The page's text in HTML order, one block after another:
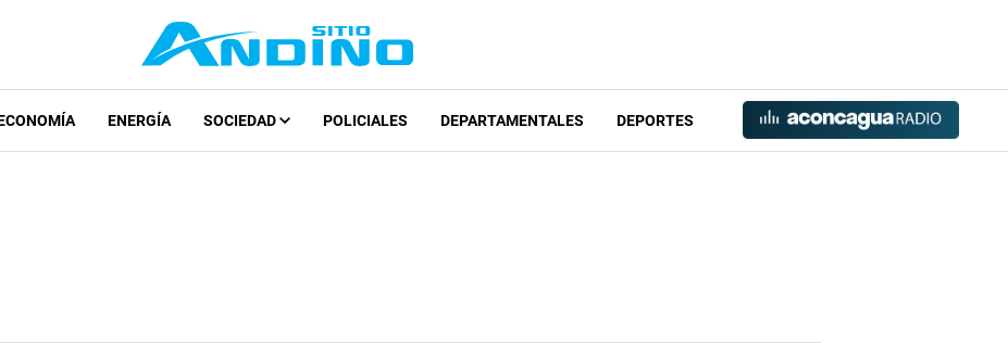
ENERGÍA SOCIEDAD POLICIALES DEPARTAMENTALES DEPORTES